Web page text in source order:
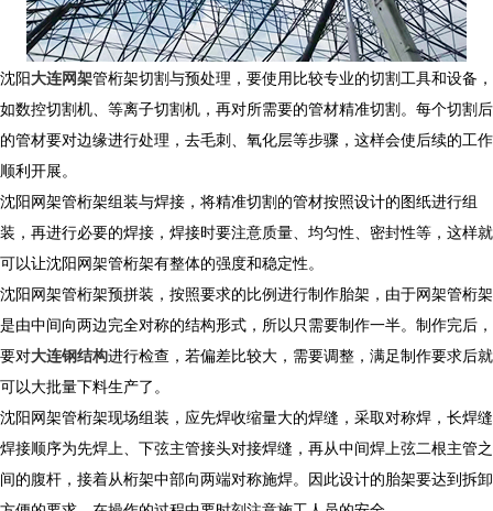
沈阳大连网架管桁架切割与预处理，要使用比较专业的切割工具和设备，
如数控切割机、等离子切割机，再对所需要的管材精准切割。每个切割后
的管材要对边缘进行处理，去毛刺、氧化层等步骤，这样会使后续的工作
顺利开展。
沈阳网架管桁架组装与焊接，将精准切割的管材按照设计的图纸进行组
装，再进行必要的焊接，焊接时要注意质量、均匀性、密封性等，这样就
可以让沈阳网架管桁架有整体的强度和稳定性。
沈阳网架管桁架预拼装，按照要求的比例进行制作胎架，由于网架管桁架
是由中间向两边完全对称的结构形式，所以只需要制作一半。制作完后，
要对大连钢结构进行检查，若偏差比较大，需要调整，满足制作要求后就
可以大批量下料生产了。
沈阳网架管桁架现场组装， 应先焊收缩量大的焊缝，采取对称焊，长焊缝
焊接顺序为先焊上、下弦主管接头对接焊缝，再从中间焊上弦二根主管之
间的腹杆，接着从桁架中部向两端对称施焊。因此设计的胎架要达到拆卸